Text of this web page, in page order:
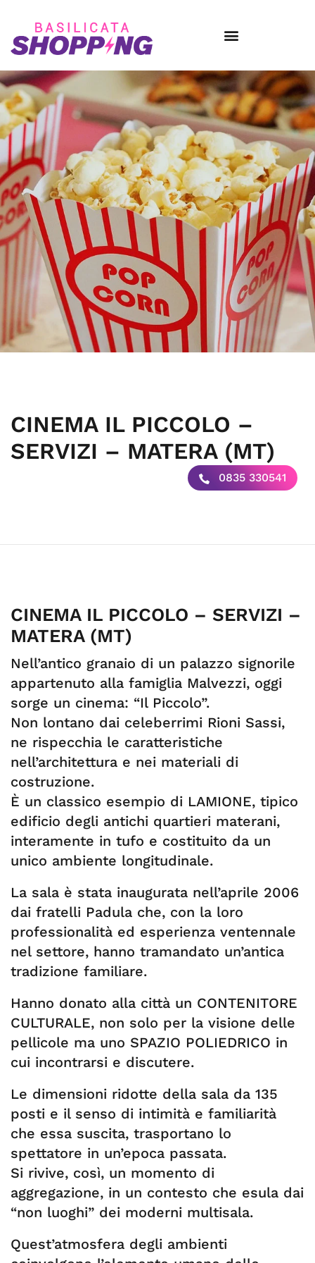
CINEMA IL PICCOLO –
SERVIZI – MATERA (MT)
0835 330541
CINEMA IL PICCOLO – SERVIZI –
MATERA (MT)
Nell’antico granaio di un palazzo signorile
appartenuto alla famiglia Malvezzi, oggi
sorge un cinema: “Il Piccolo”.
Non lontano dai celeberrimi Rioni Sassi,
ne rispecchia le caratteristiche
nell’architettura e nei materiali di
costruzione.
È un classico esempio di LAMIONE, tipico
edificio degli antichi quartieri materani,
interamente in tufo e costituito da un
unico ambiente longitudinale.
La sala è stata inaugurata nell’aprile 2006
dai fratelli Padula che, con la loro
professionalità ed esperienza ventennale
nel settore, hanno tramandato un’antica
tradizione familiare.
Hanno donato alla città un CONTENITORE
CULTURALE, non solo per la visione delle
pellicole ma uno SPAZIO POLIEDRICO in
cui incontrarsi e discutere.
Le dimensioni ridotte della sala da 135
posti e il senso di intimità e familiarità
che essa suscita, trasportano lo
spettatore in un’epoca passata.
Si rivive, così, un momento di
aggregazione, in un contesto che esula dai
“non luoghi” dei moderni multisala.
Quest’atmosfera degli ambienti